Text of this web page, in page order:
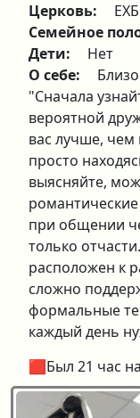
Церковь:
ЕХБ
Семейное
Дети:
Нет
О себе:
"Сначала
вероятной
вас лучше, чем
просто
выясняйте,
при общении
только
расположен к
сложно
формальные
каждый день
🟥Был 21 час